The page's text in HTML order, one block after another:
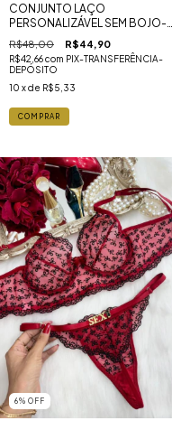
CONJUNTO LAÇO
PERSONALIZÁVEL SEM BOJO-
BRANCO
R$48,00 R$44,90
R$42,66com PIX-TRANSFERÊNCIA-
DEPÓSITO
10 x de R$5,33
COMPRAR
6% OFF